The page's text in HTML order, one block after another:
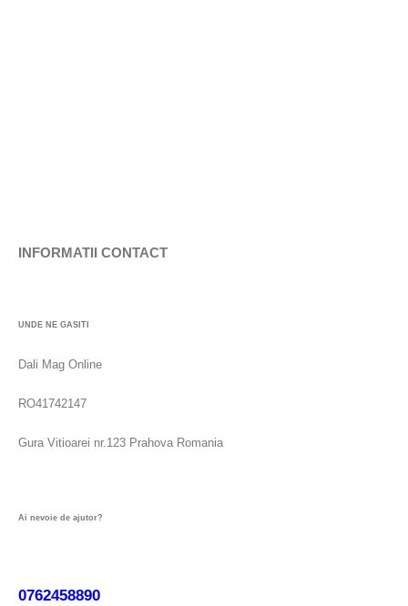
INFORMATII CONTACT
UNDE NE GASITI
Dali Mag Online
RO41742147
Gura Vitioarei nr.123 Prahova Romania
Ai nevoie de ajutor?
0762458890